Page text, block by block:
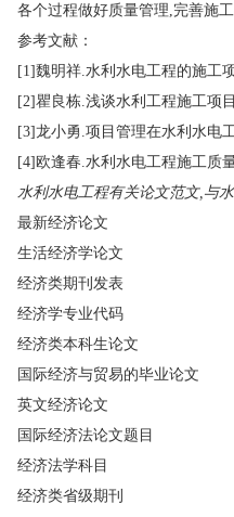
各个过程做好质量管理,完善施
参考文献：
[1]魏明祥.水利水电工程的施工
[2]瞿良栋.浅谈水利工程施工项
[3]龙小勇.项目管理在水利水电
[4]欧逢春.水利水电工程施工质
水利水电工程有关论文范文,与
最新经济论文
生活经济学论文
经济类期刊发表
经济学专业代码
经济类本科生论文
国际经济与贸易的毕业论文
英文经济论文
国际经济法论文题目
经济法学科目
经济类省级期刊